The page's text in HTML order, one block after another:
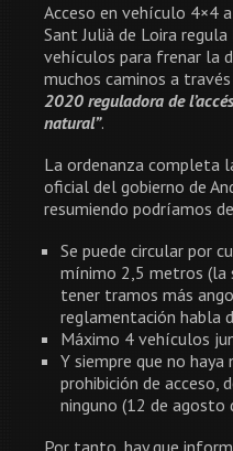
Acceso en vehículo 4×4
Sant Julià de Loira
vehículos para frenar la
muchos caminos a
2020 reguladora de
natural”.
La ordenanza completa
oficial del gobierno de
resumiendo podríamos
Se puede circular por
mínimo 2,5 metros (la
tener tramos más
reglamentación habla
Máximo 4 vehículos
Y siempre que no
prohibición de acceso,
ninguno (12 de agosto